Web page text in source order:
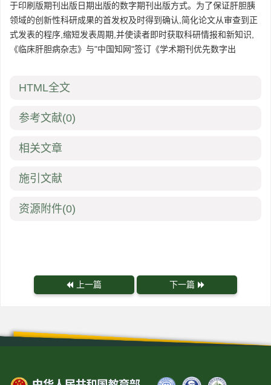
于印刷版期刊出版日期出版的数字期刊出版方式。为了保证肝胆胰
领域的创新性科研成果的首发权及时得到确认,简化论文从审查到正
式发表的程序,缩短发表周期,并使读者即时获取科研情报和新知识,
《临床肝胆病杂志》与"中国知网"签订《学术期刊优先数字出
HTML全文
参考文献(0)
相关文章
施引文献
资源附件(0)
上一篇 下一篇